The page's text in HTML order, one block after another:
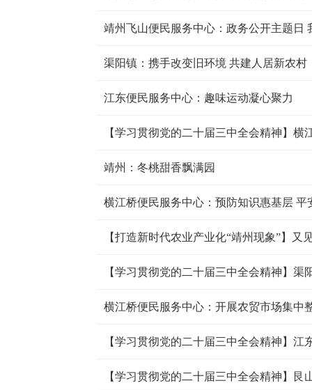
靖州飞山便民服务中心：政务公开主题日
渠阳镇：携手改变旧环境 共建人居新农村
江东便民服务中心：趣味运动凝心聚力
靖州：冬桃甜香飘满园
横江桥便民服务中心：预防知识惠基层 平